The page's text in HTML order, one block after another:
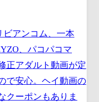
ビアンコム、一本
、パコパコマ
正アダルト動画が定
で安心。ヘイ動画の
クーポンもありま